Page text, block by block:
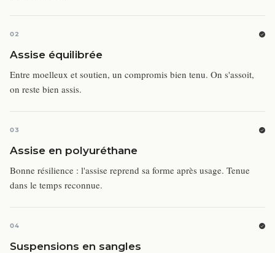
02
Assise équilibrée
Entre moelleux et soutien, un compromis bien tenu. On s'assoit,
on reste bien assis.
03
Assise en polyuréthane
Bonne résilience : l'assise reprend sa forme après usage. Tenue
dans le temps reconnue.
04
Suspensions en sangles